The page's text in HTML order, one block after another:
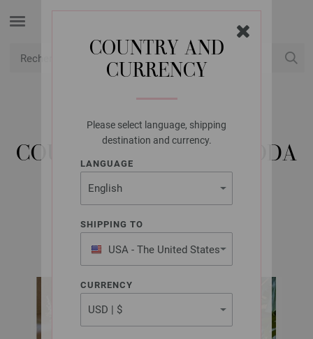
COUNTRY AND
CURRENCY
Please select language, shipping
destination and currency.
LANGUAGE
SHIPPING TO
USA - The United States
of America
CURRENCY
LANA GROSSA
COUVERTURE ALTA MODA
ALPACA
home No. 77 | Modèle 13 / Tricot 30 Modèle 38